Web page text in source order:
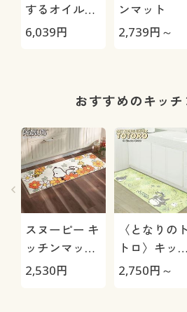
するオイルポ
ット
6,039円
ンマット
2,739円～
おすすめのキッチ
スヌーピー キ
ッチンマット
(フラワー)
2,530円
〈となりのト
トロ〉キッチ
ンマット
2,750円～